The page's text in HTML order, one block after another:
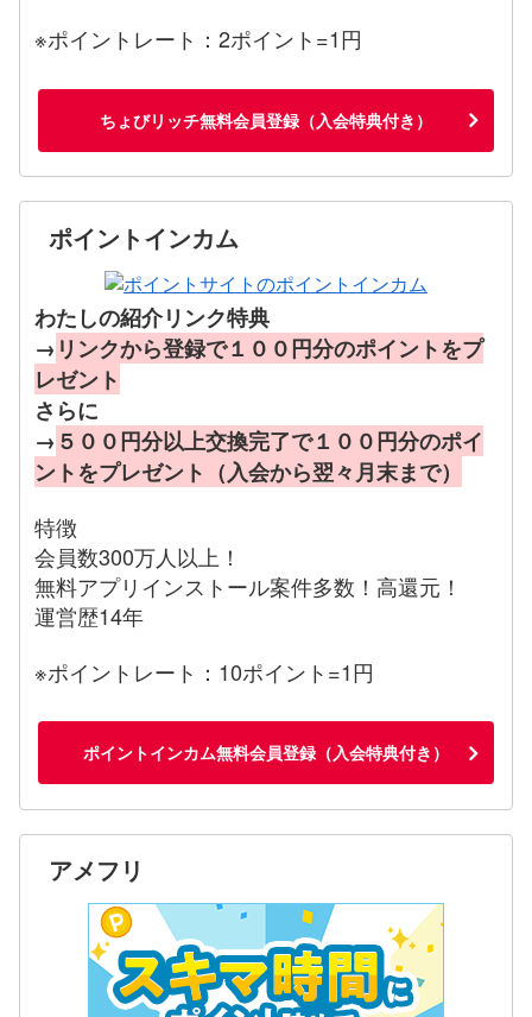
※ポイントレート：2ポイント=1円
ちょびリッチ無料会員登録（入会特典付き）
ポイントインカム
わたしの紹介リンク特典
→ リンクから登録で１００円分のポイントをプ
レゼント
さらに
→ ５００円分以上交換完了で１００円分のポイ
ントをプレゼント（入会から翌々月末まで）
特徴
会員数300万人以上！
無料アプリインストール案件多数！高還元！
運営歴14年
※ポイントレート：10ポイント=1円
ポイントインカム無料会員登録（入会特典付き）
アメフリ